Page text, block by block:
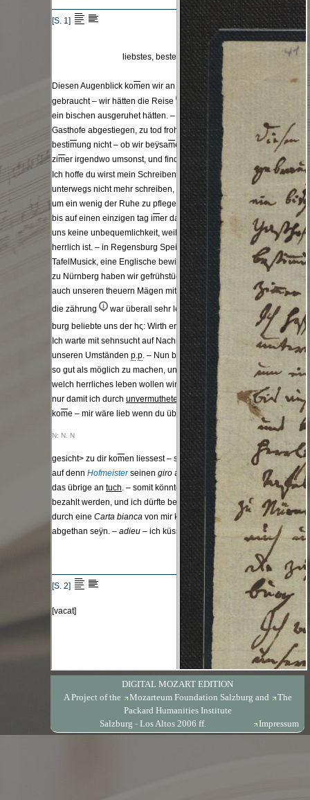
DIGITAL MOZART EDITION
A Project of the
Mozarteum Foundation Salzburg and
The
Packard Humanities Institute
Salzburg - Los Altos 2006 ff.
Impressum